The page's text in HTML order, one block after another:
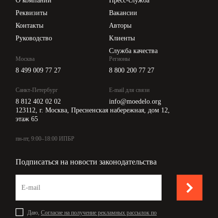
Реквизиты
Контакты
Руководство
Вакансии
Авторы
Клиенты
Служба качества
Москва
8 499 009 77 27
Санкт-Петербург
8 812 402 02 02
Регионы
8 800 200 77 27
E-mail для связи
info@moedelo.org
123112, г. Москва, Пресненская набережная, дом 12,
этаж 65
пн-пт, 9:00–18:00 ИПБР
Подписаться на новости законодательства
Даю, Согласие на получение рекламных рассылок по